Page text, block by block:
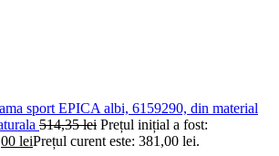
sport EPICA albi, 6159290, din material
514,35lei Prețul inițial a fost:
leiPrețul curent este: 381,00 lei.